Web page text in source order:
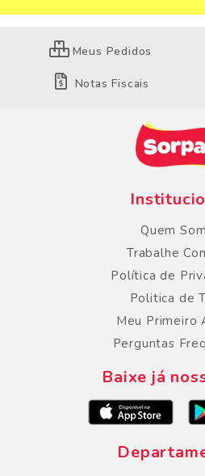
Meus Pedidos
Notas Fiscais
Quem
Trabalhe
Política de
Politica de
Meu Primeiro
Perguntas
Baixe já